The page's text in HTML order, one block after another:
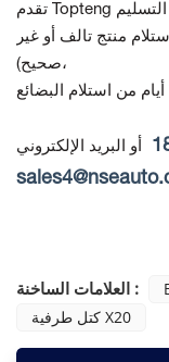
منتج تالف أو غير
صحيح)،
أو البريد الإلكتروني
العلامات الساخنة :
كتل طرفية X20